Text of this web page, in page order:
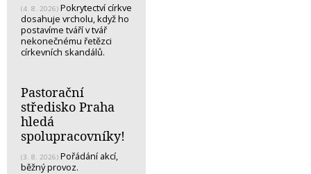
(4. 8. 2026) Pokrytectví církve
dosahuje vrcholu, když ho
postavíme tváří v tvář
nekonečnému řetězci
církevních skandálů.
Pastorační
středisko Praha
hledá
spolupracovníky!
(3. 8. 2026) Pořádání akcí,
běžný provoz.